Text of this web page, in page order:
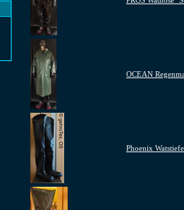
OCEAN
Phoenix